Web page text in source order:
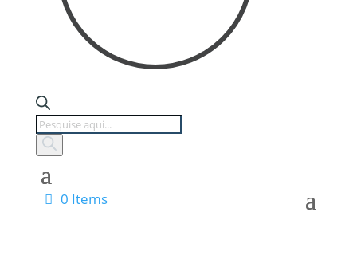
Products
search
0 Items